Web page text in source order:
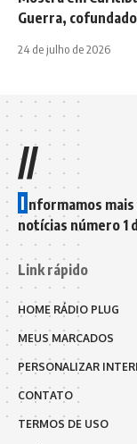
Guerra,
24 de julho de 2026
//
I nformamos mais
notícias número 1
Link rápido
HOME RÁDIO PLUG
MEUS MARCADOS
PERSONALIZAR
CONTATO
TERMOS DE USO